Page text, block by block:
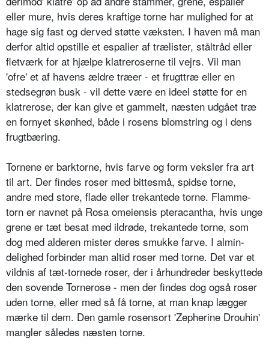
eller mure, hvis deres kraftige torne har mulighed for at
hage sig fast og derved støtte væksten. I haven må man
derfor altid opstille et espalier af trælister, ståltråd eller
fletværk for at hjælpe klatreroserne til vejrs. Vil man
'ofre' et af havens ældre træer - et frugttræ eller en
stedsegrøn busk - vil dette være en ideel støtte for en
klatrerose, der kan give et gammelt, næsten udgået træ
en fornyet skønhed, både i rosens blomstring og i dens
frugtbæring.
Tornene er barktorne, hvis farve og form veksler fra art
til art. Der findes roser med bittesmå, spidse torne,
andre med store, flade eller trekantede torne. Flamme­
torn er navnet på Rosa omeiensis pteracantha, hvis unge
grene er tæt besat med ildrøde, trekantede torne, som
dog med alderen mister deres smukke farve. I almin­
delighed forbinder man altid roser med torne. Det var et
vildnis af tæt-tornede roser, der i århundreder be­skyttede
den sovende Tornerose - men der findes dog også roser
uden torne, eller med så få torne, at man knap lægger
mærke til dem. Den gamle rosensort 'Ze­pherine Drouhin'
mangler således næsten torne.